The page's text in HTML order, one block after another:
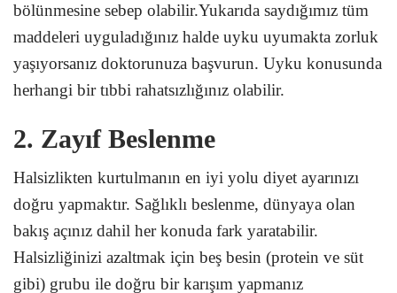
bölünmesine sebep olabilir.Yukarıda saydığımız tüm
maddeleri uyguladığınız halde uyku uyumakta zorluk
yaşıyorsanız doktorunuza başvurun. Uyku konusunda
herhangi bir tıbbi rahatsızlığınız olabilir.
2. Zayıf Beslenme
Halsizlikten kurtulmanın en iyi yolu diyet ayarınızı
doğru yapmaktır. Sağlıklı beslenme, dünyaya olan
bakış açınız dahil her konuda fark yaratabilir.
Halsizliğinizi azaltmak için beş besin (protein ve süt
gibi) grubu ile doğru bir karışım yapmanız